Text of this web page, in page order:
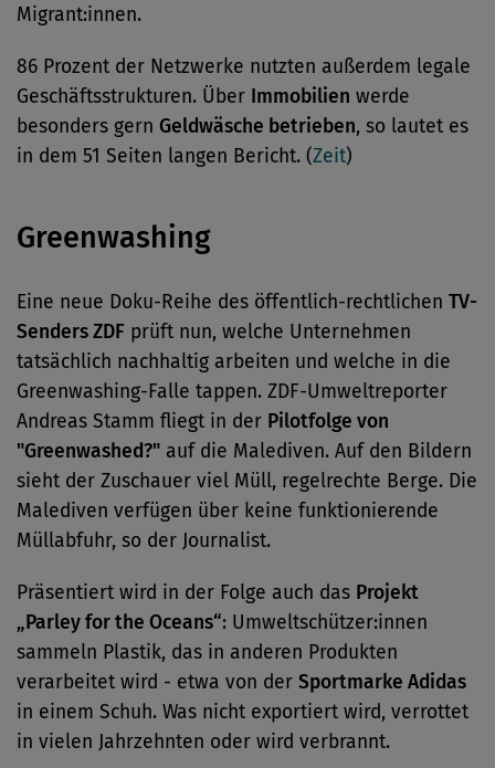
Migrant:innen.
86 Prozent der Netzwerke nutzten außerdem legale
Geschäftsstrukturen. Über Immobilien werde
besonders gern Geldwäsche betrieben, so lautet es
in dem 51 Seiten langen Bericht. (Zeit)
Greenwashing
Eine neue Doku-Reihe des öffentlich-rechtlichen TV-
Senders ZDF prüft nun, welche Unternehmen
tatsächlich nachhaltig arbeiten und welche in die
Greenwashing-Falle tappen. ZDF-Umweltreporter
Andreas Stamm fliegt in der Pilotfolge von
"Greenwashed?" auf die Malediven. Auf den Bildern
sieht der Zuschauer viel Müll, regelrechte Berge. Die
Malediven verfügen über keine funktionierende
Müllabfuhr, so der Journalist.
Präsentiert wird in der Folge auch das Projekt
„Parley for the Oceans“: Umweltschützer:innen
sammeln Plastik, das in anderen Produkten
verarbeitet wird - etwa von der Sportmarke Adidas
in einem Schuh. Was nicht exportiert wird, verrottet
in vielen Jahrzehnten oder wird verbrannt.